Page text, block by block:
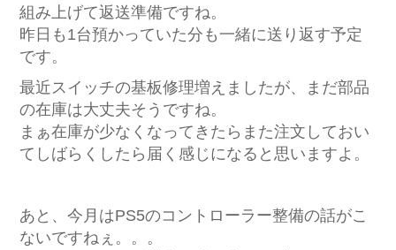
組み上げて返送準備ですね。
昨日も1台預かっていた分も一緒に送り返す予定
です。
最近スイッチの基板修理増えましたが、まだ部品
の在庫は大丈夫そうですね。
まぁ在庫が少なくなってきたらまた注文しておい
てしばらくしたら届く感じになると思いますよ。
あと、今月はPS5のコントローラー整備の話がこ
ないですねぇ。。。